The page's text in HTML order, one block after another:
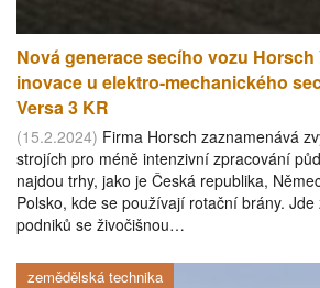
Nová generace secího vozu Horsch
inovace u elektro-mechanického
Versa 3 KR
(15.2.2024) Firma Horsch zaznamenává
strojích pro méně intenzivní zpracování
najdou trhy, jako je Česká republika,
Polsko, kde se používají rotační brány.
podniků se živočišnou…
zemědělská technika